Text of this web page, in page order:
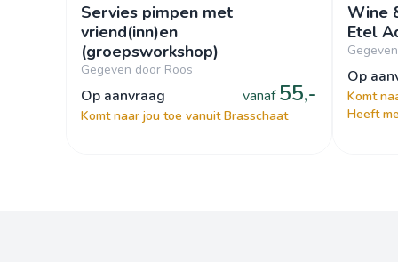
Servies pimpen met
vriend(inn)en
(groepsworkshop)
Gegeven door Roos
op aanvraag vanaf 55,-
Komt naar jou toe vanuit Brasschaat
Wine
Etel
op
Komt
Heeft